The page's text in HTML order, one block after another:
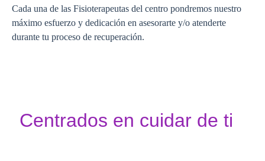
Cada una de las Fisioterapeutas del centro pondremos nuestro
máximo esfuerzo y dedicación en asesorarte y/o atenderte
durante tu proceso de recuperación.
Centrados en cuidar de ti